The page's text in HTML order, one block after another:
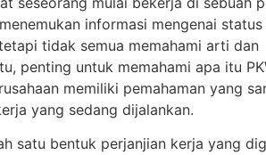
informasi mengenai status
tidak semua memahami arti dan
penting untuk memahami apa itu
memiliki pemahaman yang
yang sedang dijalankan.
satu bentuk perjanjian kerja yang